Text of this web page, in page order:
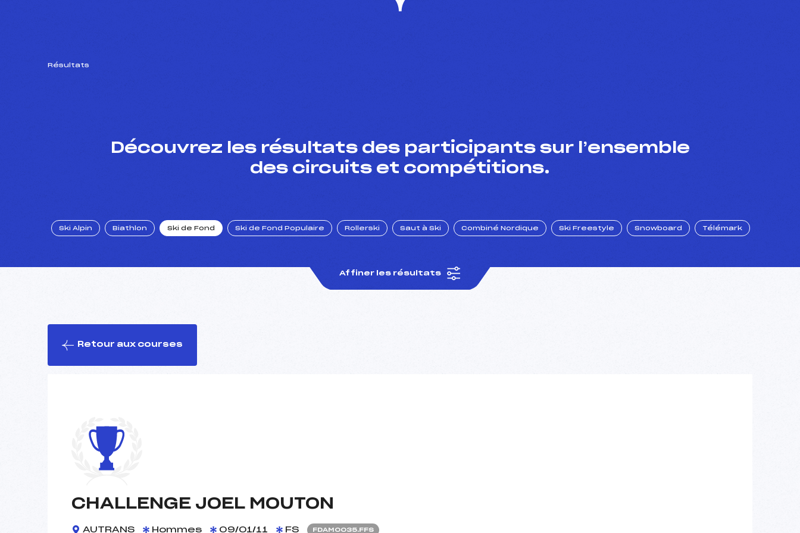
Résultats
Découvrez les résultats des participants sur l’ensemble
des circuits et compétitions.
Ski Alpin Biathlon Ski de Fond Ski de Fond Populaire Rollerski Saut à Ski Combiné Nordique Ski Freestyle Snowboard Télémark
Affiner les résultats
Retour aux courses
CHALLENGE JOEL MOUTON
AUTRANS Hommes 09/01/11 FS FDAM0035.FFS